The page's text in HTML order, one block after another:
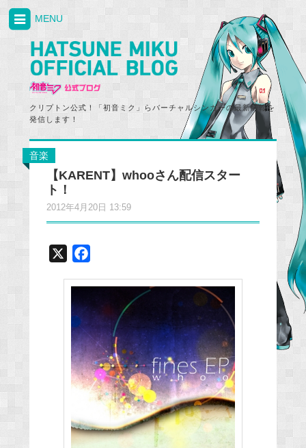
クリプトン公式！「初音ミク」らバーチャルシンガーの最新情報を
発信します！
MENU
音楽
【KARENT】whooさん配信スター
ト！
2012年4月20日 13:59
c
b
o
o
k